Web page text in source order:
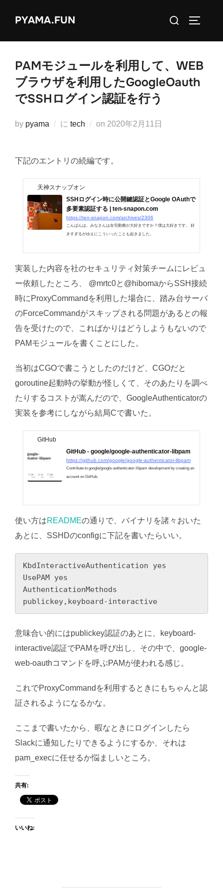
PYAMA.FUN
検
対
PAMモジュールを利用して、WEB
ブラウザを利用したGoogleOauth
でSSHログイン認証を行う
by pyama に tech on 投
2020年2月11日
下記のエントリの続編です。
天神スナップオン
SSHログイン時に公開鍵認証とGoogle OAuthで
多要素認証する | ten-snapon.com
https://ten-snapon.com/archives/2306
こんばんは。みなさんは在宅勤務が大好きですか？僕は大好きです。 好
きすぎるがゆえにこういったことも起きました。
実装した内容を社のセキュリティ対策チームにレビュ
ー依頼したところ、 @mrtc0と@hibomaからSSH接続
時にProxyCommandを利用した場合に、踏み台サーバ
のForceCommandがスキップされる問題があるとの報
告を受けたので、こればかりはどうしようもないので
PAMモジュールを書くことにした。
当初はCGOで書こうとしたのだけど、CGOだと
goroutine起動時の挙動が怪しくて、そのあたりを調べ
たりするコストが嵩んだので、GoogleAuthenticatorの
実装を参考にしながら結局Cで書いた。
GitHub
GitHub - google/google-authenticator-libpam
https://github.com/google/google-authenticator-libpam
Contribute to google/google-authenticator-libpam development by creating an
account on GitHub.
使い方はREADMEの通りで、バイナリを諸々おいた
あとに、SSHDのconfigに下記を書いたらいい。
KbdInteractiveAuthentication yes
UsePAM yes
AuthenticationMethods
publickey,keyboard-interactive
意味合い的にはpublickey認証のあとに、keyboard-
interactive認証でPAMを呼び出し、その中で、google-
web-oauthコマンドを呼ぶPAMが使われる感じ。
これでProxyCommandを利用するときにもちゃんと認
証されるようになるかな。
ここまで書いたから、暇なときにログインしたら
Slackに通知したりできるようにするか、それは
pam_execに任せるか悩ましいところ。
共有:
いいね: